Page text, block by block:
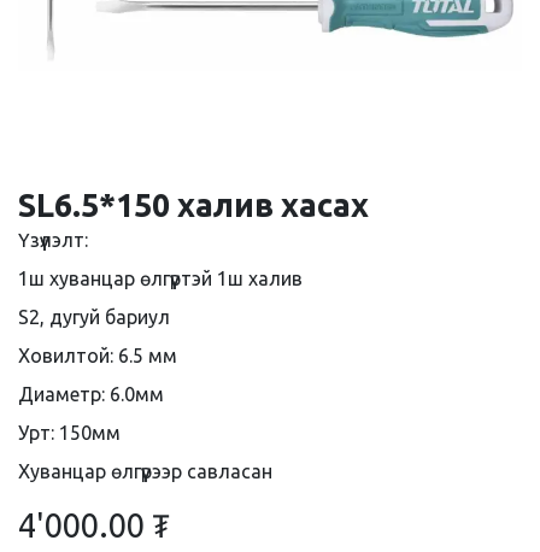
SL6.5*150 халив хасах
Үзүүлэлт:
1ш хуванцар өлгүүртэй 1ш халив
S2, дугуй бариул
Ховилтой: 6.5 мм
Диаметр: 6.0мм
Урт: 150мм
Хуванцар өлгүүрээр савласан
4'000.00 ₮